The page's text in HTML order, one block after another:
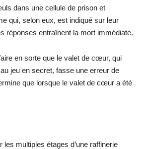
dans une cellule de prison et
qui, selon eux, est indiqué sur leur
réponses entraînent la mort immédiate.
en sorte que le valet de cœur, qui
jeu en secret, fasse une erreur de
que lorsque le valet de cœur a été
les multiples étages d’une raffinerie